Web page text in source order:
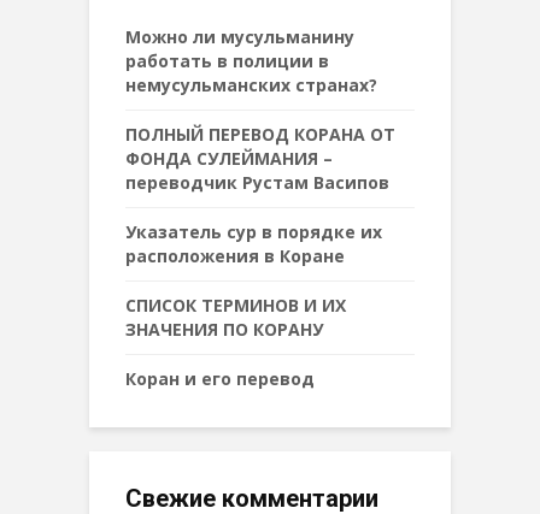
Можно ли мусульманину
работать в полиции в
немусульманских странах?
ПОЛНЫЙ ПЕРЕВОД КОРАНА ОТ
ФОНДА СУЛЕЙМАНИЯ –
переводчик Рустам Васипов
Указатель сур в порядке их
расположения в Коране
СПИСОК ТЕРМИНОВ И ИХ
ЗНАЧЕНИЯ ПО КОРАНУ
Коран и его перевод
Свежие комментарии